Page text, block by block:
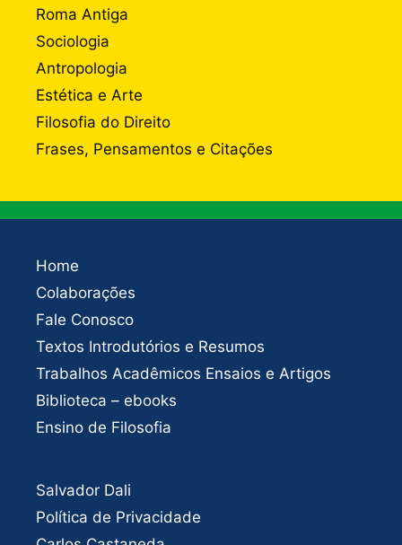
Roma Antiga
Sociologia
Antropologia
Estética e Arte
Filosofia do Direito
Frases, Pensamentos e Citações
Home
Colaborações
Fale Conosco
Textos Introdutórios e Resumos
Trabalhos Acadêmicos Ensaios e Artigos
Biblioteca – ebooks
Ensino de Filosofia
Salvador Dali
Política de Privacidade